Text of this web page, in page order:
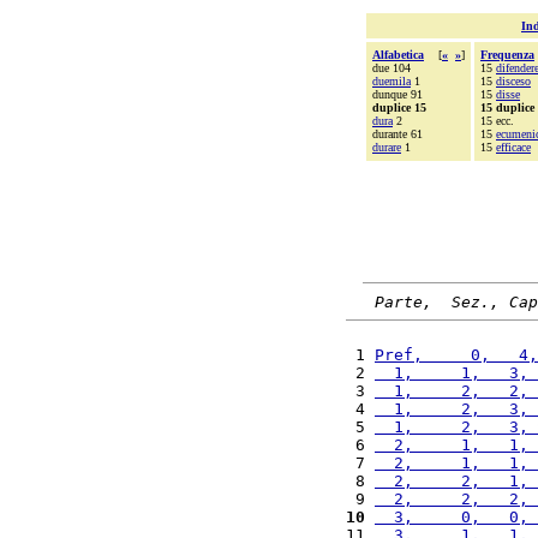
Alfabetica [« »]
due 104
duemila 1
dunque 91
duplice 15
dura 2
durante 61
durare 1
Frequenza
15 difendere
15 disceso
15 disse
15 duplice
15 ecc.
15
15 efficace
Parte,  Sez.,
1 Pref,     0,   4,
2
1,     1,   3,
3
1,     2,   2,
4
1,     2,   3,
5
1,     2,   3,
6
2,     1,   1,
7
2,     1,   1,
8
2,     2,   1,
9
2,     2,   2,
10
3,     0,   0,